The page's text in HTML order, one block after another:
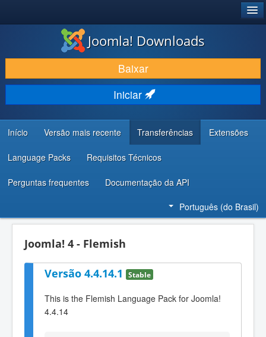
BAIXAR E APRIMORAR
DESCUBRA & APRENDA
COMUNIDADE & SUPORTE
RECURSOS PARA DESENVOLVEDORES
Joomla! Downloads
Baixar
Iniciar
Início Versão mais recente Transferências Extensões
Language Packs Requisitos Técnicos
Perguntas frequentes Documentação da API
Português (do Brasil)
Joomla! 4 - Flemish
Versão 4.4.14.1 Stable
This is the Flemish Language Pack for Joomla!
4.4.14